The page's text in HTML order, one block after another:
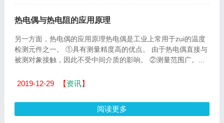
热电偶与热电阻的应用原理
另一方面，热电偶的应用原理热电偶是工业上常用于zui的温度
检测元件之一。 ①具有测量精度高的优点。 由于热电偶直接与
被测对象接触，因此不受中间介质的影响。 ②测量范围广。...
2019-12-29 【资讯】
阅读更多